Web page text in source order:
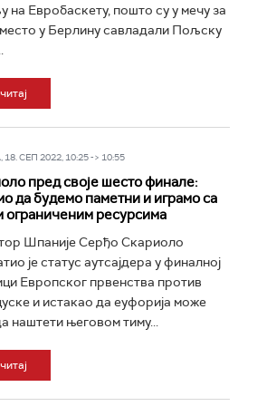
на Евробаскету, пошто су у мечу за
у Берлину савладали Пољску
СЕП 2022, 10:25 -> 10:55
пред своје шесто финале:
да будемо паметни и играмо са
ограниченим ресурсима
Шпаније Серђо Скариоло
је статус аутсајдера у финалној
Европског првенства против
и истакао да еуфорија може
наштети његовом тиму...